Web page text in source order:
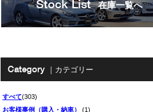
Stock List 在庫一覧へ
Category ｜カテゴリー
すべて(303)
お客様事例（購入・納車）
(1)